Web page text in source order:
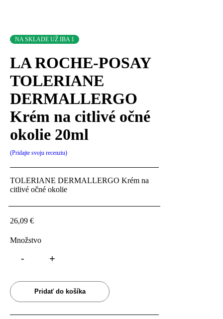
NA SKLADE UŽ IBA 1
LA ROCHE-POSAY
TOLERIANE
DERMALLERGO
Krém na citlivé očné
okolie 20ml
Pridajte svoju recenziu
TOLERIANE DERMALLERGO Krém na
citlivé očné okolie
26,09 €
Množstvo
Pridať do košíka